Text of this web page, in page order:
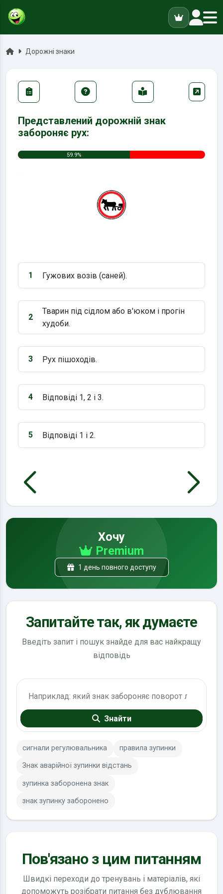
ГоловнаДорожні знаки
Представлений дорожній знак
забороняє рух:
59.9%
Варіант 1:
1 Гужових возів (саней).
Варіант 2:
2
Тварин під сідлом або в'юком і прогін
худоби.
Варіант 3:
3 Рух пішоходів.
Варіант 4:
4 Відповіді 1, 2 і 3.
Варіант 5:
5 Відповіді 1 і 2.
Хочу
Premium
1 день повного доступу
Запитайте так, як думаєте
Введіть запит і пошук знайде для вас найкращу
відповідь
Знайти
сигнали регулювальника правила зупинки
Знак аварійної зупинки відстань
зупинка заборонена знак
знак зупинку заборонено
Пов'язано з цим питанням
Швидкі переходи до тренувань і матеріалів, які
допоможуть розібрати питання без дублювання